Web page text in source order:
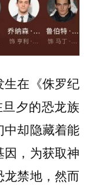
生在《侏罗纪
夕的恐龙族
中却隐藏着能
，为获取神
禁地，然而